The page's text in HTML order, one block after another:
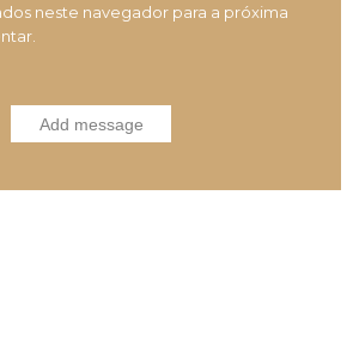
neste navegador para a próxima